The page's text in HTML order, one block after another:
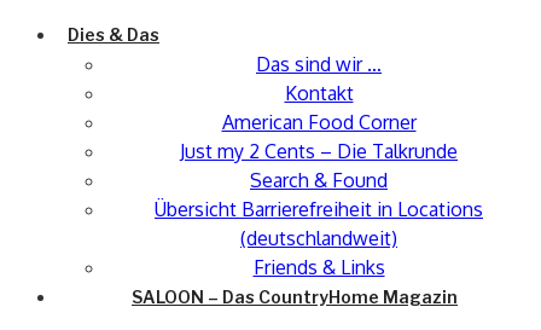
Dies & Das
Das sind wir …
Kontakt
American Food Corner
Just my 2 Cents – Die Talkrunde
Search & Found
Übersicht Barrierefreiheit in Locations
(deutschlandweit)
Friends & Links
SALOON – Das CountryHome Magazin